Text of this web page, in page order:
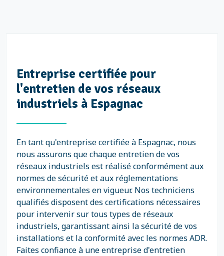
Entreprise certifiée pour
l'entretien de vos réseaux
industriels à Espagnac
En tant qu'entreprise certifiée à Espagnac, nous
nous assurons que chaque entretien de vos
réseaux industriels est réalisé conformément aux
normes de sécurité et aux réglementations
environnementales en vigueur. Nos techniciens
qualifiés disposent des certifications nécessaires
pour intervenir sur tous types de réseaux
industriels, garantissant ainsi la sécurité de vos
installations et la conformité avec les normes ADR.
Faites confiance à une entreprise d'entretien